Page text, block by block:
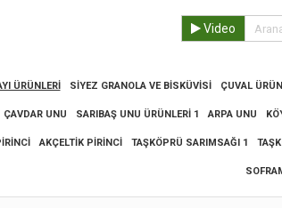
Video
ÜRÜNLERI SIYEZ GRANOLA VE BISKÜVISI ÇUVAL
ÇAVDAR UNU SARIBAŞ UNU ÜRÜNLERI 1 ARPA UNU
AKÇELTIK PIRINCI TAŞKÖPRÜ SARIMSAĞI 1